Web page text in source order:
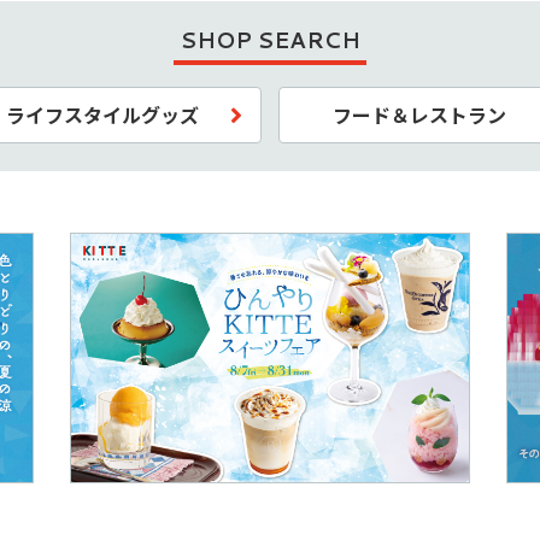
SHOP SEARCH
ライフスタイルグッズ フード＆レストラン